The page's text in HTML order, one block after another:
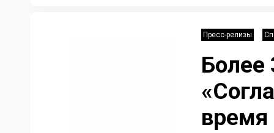
Пресс-релизы
Более
время